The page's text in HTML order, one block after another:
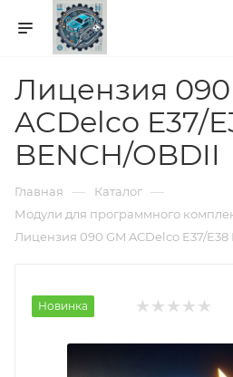
Лицензия 090
ACDelco E37/
BENCH/OBDII
Главная — Каталог —
Модули для программного
Лицензия 090 GM ACDelco E37/E38
Новинка